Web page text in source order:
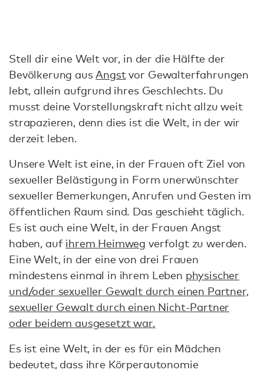
Stell dir eine Welt vor, in der die Hälfte der
Bevölkerung aus Angstvor Gewalterfahrungen
lebt, allein aufgrund ihres Geschlechts. Du
musst deine Vorstellungskraft nicht allzu weit
strapazieren, denn dies ist die Welt, in der wir
derzeit leben.
Unsere Welt ist eine, in der Frauen oft Ziel von
sexueller Belästigung in Form unerwünschter
sexueller Bemerkungen, Anrufen und Gesten im
öffentlichen Raum sind. Das geschieht täglich.
Es ist auch eine Welt, in der Frauen Angst
haben, auf ihrem Heimweg verfolgt zu werden.
Eine Welt, in der eine von drei Frauen
mindestens einmal in ihrem Leben physischer
und/oder sexueller Gewalt durch einen Partner,
sexueller Gewalt durch einen Nicht-Partner
oder beidem ausgesetzt war.
Es ist eine Welt, in der es für ein Mädchen
bedeutet, dass ihre Körperautonomie